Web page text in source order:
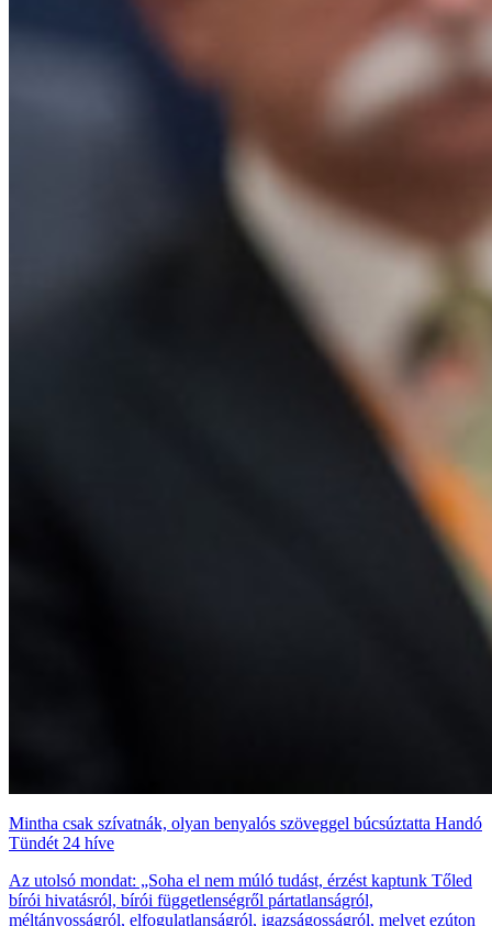
Mintha csak szívatnák, olyan benyalós szöveggel búcsúztatta Handó
Tündét 24 híve
Az utolsó mondat: „Soha el nem múló tudást, érzést kaptunk Tőled
bírói hivatásról, bírói függetlenségről pártatlanságról,
méltányosságról, elfogulatlanságról, igazságosságról, melyet ezúton